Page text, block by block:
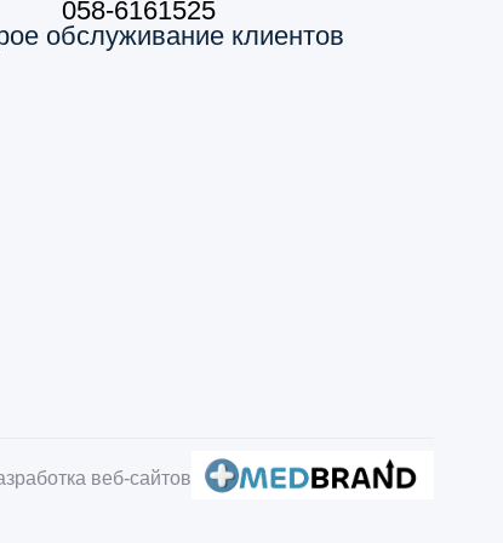
058-6161525
обслуживание клиентов
веб-сайтов